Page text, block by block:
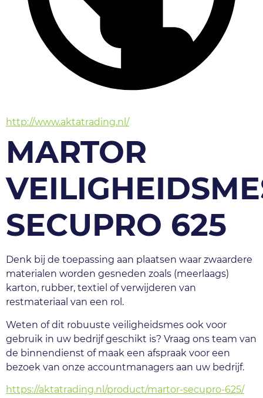
http://www.aktatrading.nl/
MARTOR
SECUPRO 625
Denk bij de toepassing aan plaatsen waar zwaardere
materialen worden gesneden zoals (meerlaags)
karton, rubber, textiel of verwijderen van
restmateriaal van een rol.
Weten of dit robuuste veiligheidsmes ook voor
gebruik in uw bedrijf geschikt is? Vraag ons team van
de binnendienst of maak een afspraak voor een
bezoek van onze accountmanagers aan uw bedrijf.
https://aktatrading.nl/product/martor-secupro-625/